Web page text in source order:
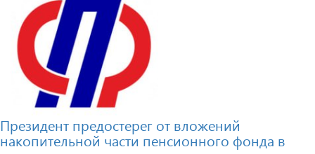
Президент предостерег от вложений
накопительной части пенсионного фонда в